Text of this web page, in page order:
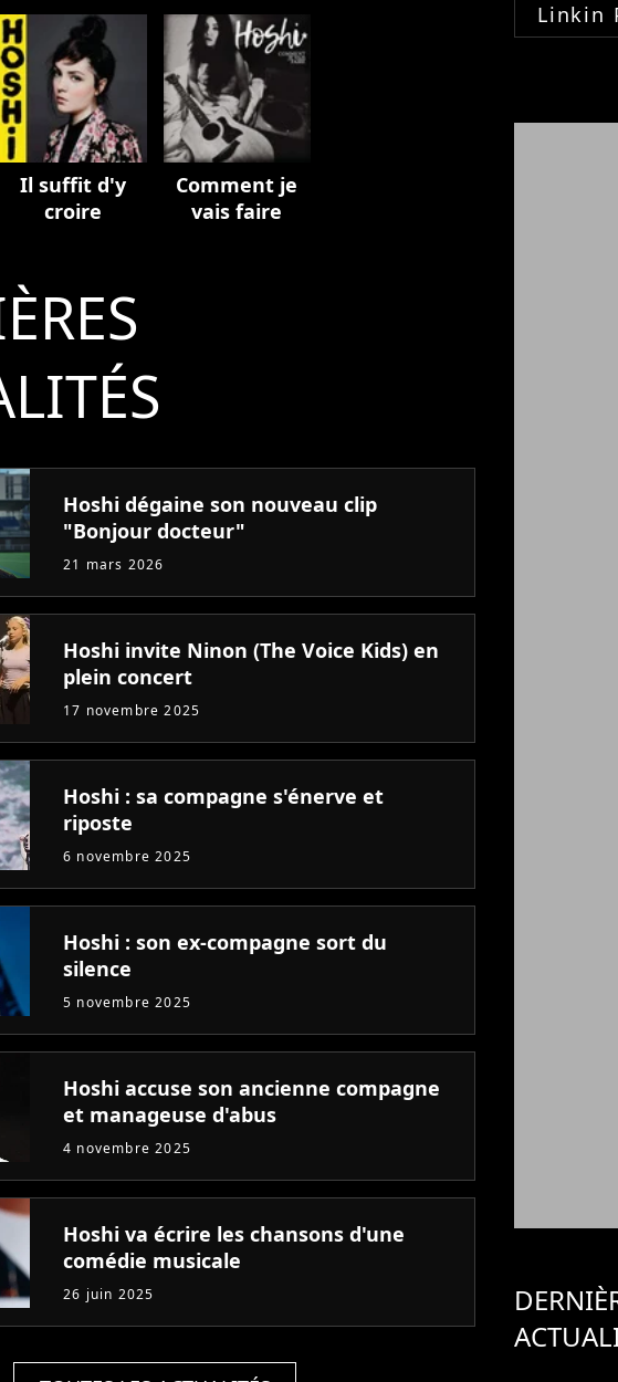
Il suffit d'y
croire
Comment je
vais faire
Hoshi dégaine son nouveau clip
"Bonjour docteur"
21 mars 2026
Hoshi invite Ninon (The Voice Kids) en
plein concert
17 novembre 2025
Hoshi : sa compagne s'énerve et
riposte
6 novembre 2025
Hoshi : son ex-compagne sort du
silence
5 novembre 2025
Hoshi accuse son ancienne compagne
et manageuse d'abus
4 novembre 2025
Hoshi va écrire les chansons d'une
comédie musicale
26 juin 2025
Linkin